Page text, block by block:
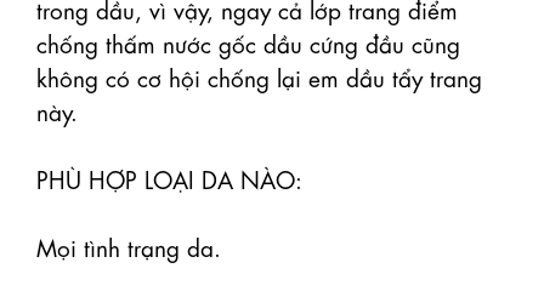
trong dầu, vì vậy, ngay cả lớp trang điểm
chống thấm nước gốc dầu cứng đầu cũng
không có cơ hội chống lại em dầu tẩy trang
này.
PHÙ HỢP LOẠI DA NÀO:
Mọi tình trạng da.